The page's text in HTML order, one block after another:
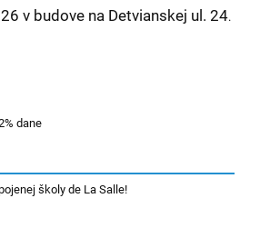
v budove na Detvianskej ul. 24.
školy de La Salle!